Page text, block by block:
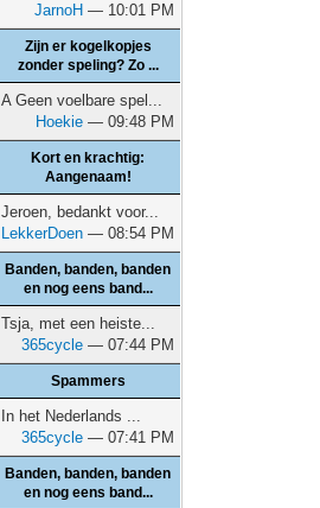
JarnoH — 10:01 PM
Zijn er kogelkopjes
zonder speling? Zo ...
A Geen voelbare spel...
Hoekie — 09:48 PM
Kort en krachtig:
Aangenaam!
Jeroen, bedankt voor...
LekkerDoen — 08:54 PM
Banden, banden, banden
en nog eens band...
Tsja, met een heiste...
365cycle — 07:44 PM
Spammers
In het Nederlands ...
365cycle — 07:41 PM
Banden, banden, banden
en nog eens band...